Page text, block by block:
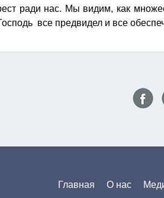
ради нас. Мы видим, как
все предвидел и все
Главная О нас